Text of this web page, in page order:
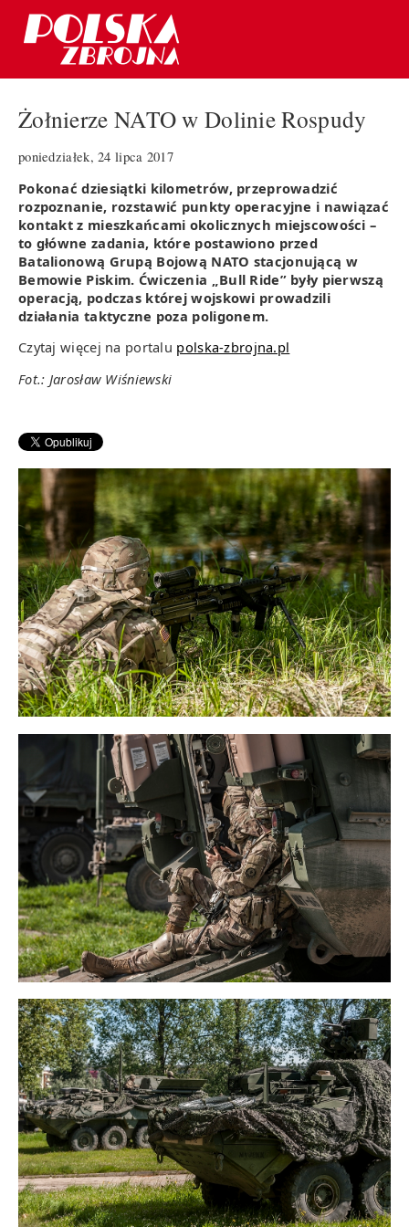
Żołnierze NATO w Dolinie Rospudy
poniedziałek, 24 lipca 2017
Pokonać dziesiątki kilometrów, przeprowadzić
rozpoznanie, rozstawić punkty operacyjne i nawiązać
kontakt z mieszkańcami okolicznych miejscowości –
to główne zadania, które postawiono przed
Batalionową Grupą Bojową NATO stacjonującą w
Bemowie Piskim. Ćwiczenia „Bull Ride” były pierwszą
operacją, podczas której wojskowi prowadzili
działania taktyczne poza poligonem.
Czytaj więcej na portalu polska-zbrojna.pl
Fot.: Jarosław Wiśniewski